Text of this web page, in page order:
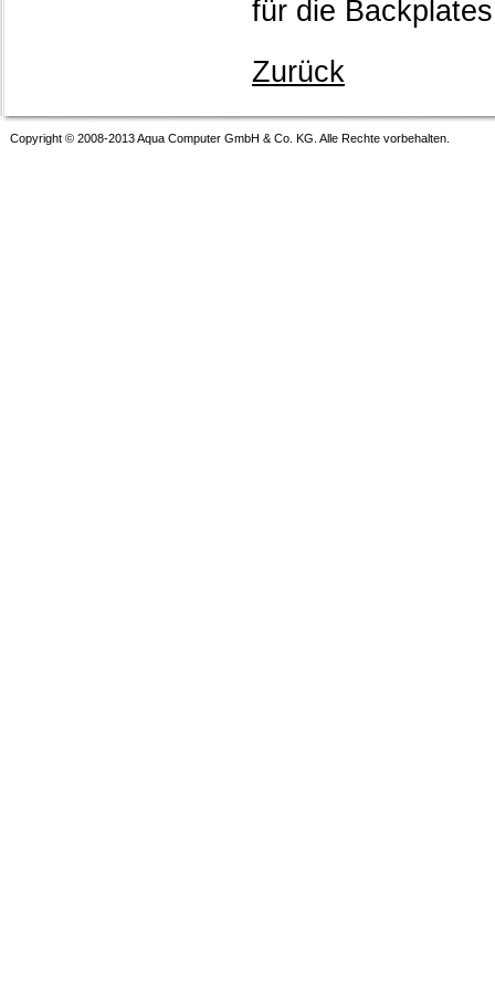
für die
Zurück
Copyright © 2008-2013 Aqua Computer GmbH & Co. KG. Alle Rechte vorbehalten.